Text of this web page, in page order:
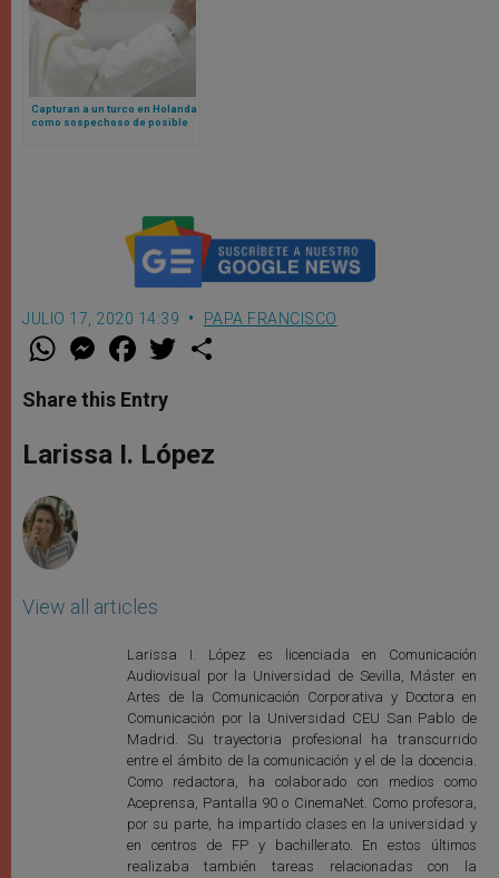
Capturan a un turco en Holanda
como sospechoso de posible
JULIO 17, 2020 14:39 PAPA FRANCISCO
W
t
s
p
p
M
e
s
e
g
e
F
a
e
b
o
k
w
r
Share this Entry
Larissa I. López
View all articles
Larissa I. López es licenciada en Comunicación
Audiovisual por la Universidad de Sevilla, Máster en
Artes de la Comunicación Corporativa y Doctora en
Comunicación por la Universidad CEU San Pablo de
Madrid. Su trayectoria profesional ha transcurrido
entre el ámbito de la comunicación y el de la docencia.
Como redactora, ha colaborado con medios como
Aceprensa, Pantalla 90 o CinemaNet. Como profesora,
por su parte, ha impartido clases en la universidad y
en centros de FP y bachillerato. En estos últimos
realizaba también tareas relacionadas con la